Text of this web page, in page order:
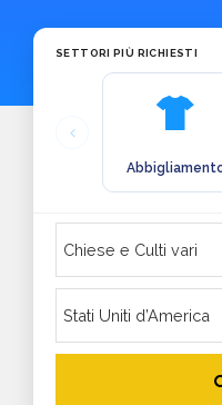
SETTORI PIÙ RICHIESTI